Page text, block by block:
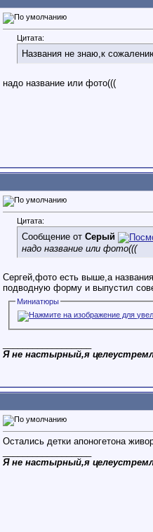
Цитата:
Названия не знаю,к
надо название или фото(((
Цитата:
Сообщение от Серый
надо название или фото(((
Сергей,фото есть выше,а
подводную форму и выпустил
Миниатюры
Я не настырный,я
Остались детки апоногетона
Я не настырный,я